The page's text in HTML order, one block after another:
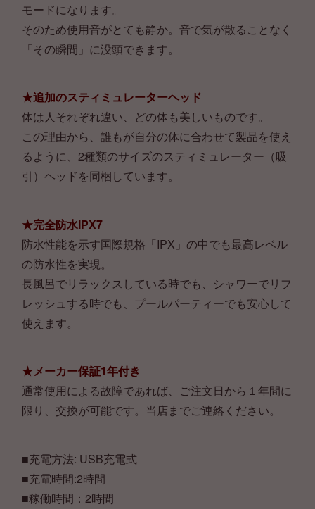
モードになります。
そのため使用音がとても静か。音で気が散ることなく
「その瞬間」に没頭できます。
★追加のスティミュレーターヘッド
体は人それぞれ違い、どの体も美しいものです。
この理由から、誰もが自分の体に合わせて製品を使え
るように、2種類のサイズのスティミュレーター（吸
引）ヘッドを同梱しています。
★完全防水IPX7
防水性能を示す国際規格「IPX」の中でも最高レベル
の防水性を実現。
長風呂でリラックスしている時でも、シャワーでリフ
レッシュする時でも、プールパーティーでも安心して
使えます。
★メーカー保証1年付き
通常使用による故障であれば、ご注文日から１年間に
限り、交換が可能です。当店までご連絡ください。
■充電方法: USB充電式
■充電時間:2時間
■稼働時間：2時間